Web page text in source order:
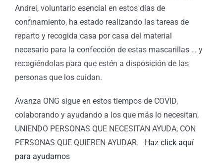
Andrei, voluntario esencial en estos días de
confinamiento, ha estado realizando las tareas de
reparto y recogida casa por casa del material
necesario para la confección de estas mascarillas … y
recogiéndolas para que estén a disposición de las
personas que los cuidan.
Avanza ONG sigue en estos tiempos de COVID,
colaborando y ayudando a los que más lo necesitan,
UNIENDO PERSONAS QUE NECESITAN AYUDA, CON
PERSONAS QUE QUIEREN AYUDAR.
Haz click aquí
para ayudarnos